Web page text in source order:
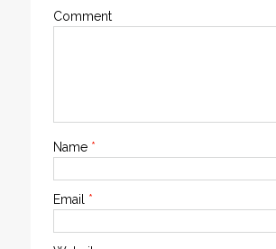
Comment
Name *
Email *